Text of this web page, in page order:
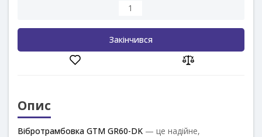
Закінчився
Опис
Вібротрамбовка GTM GR60-DK — це надійне,